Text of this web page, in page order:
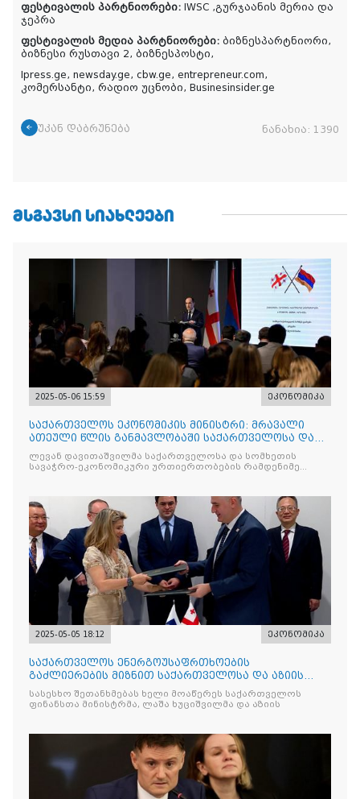
ფესტივალის პარტნიორები: IWSC ,გურჯაანის მერია და
ჯეპრა
ფესტივალის მედია პარტნიორები: ბიზნესპარტნიორი,
ბიზნესი რუსთავი 2, ბიზნესპოსტი,
Ipress.ge, newsday.ge, cbw.ge, entrepreneur.com,
კომერსანტი, რადიო უცნობი, Businesinsider.ge
უკან დაბრუნება ნანახია: 1390
ᲛᲡᲒᲐᲕᲡᲘ ᲡᲘᲐᲮᲚᲔᲔᲑᲘ
2025-05-06 15:59 ეკონომიკა
საქართველოს ეკონომიკის მინისტრი: მრავალი
ათეული წლის განმავლობაში საქართველოსა და
სომხეთს შორის მეგო
ლევან დავითაშვილმა საქართველოსა და სომხეთის
სავაჭრო-ეკონომიკური ურთიერთობების რამდენიმე
2025-05-05 18:12 ეკონომიკა
საქართველოს ენერგოუსაფრთხოების
გაძლიერების მიზნით საქართველოსა და აზიის
განვითარების ბანკს შორის შეთ
სასესხო შეთანხმებას ხელი მოაწერეს საქართველოს
ფინანსთა მინისტრმა, ლაშა ხუციშვილმა და აზიის